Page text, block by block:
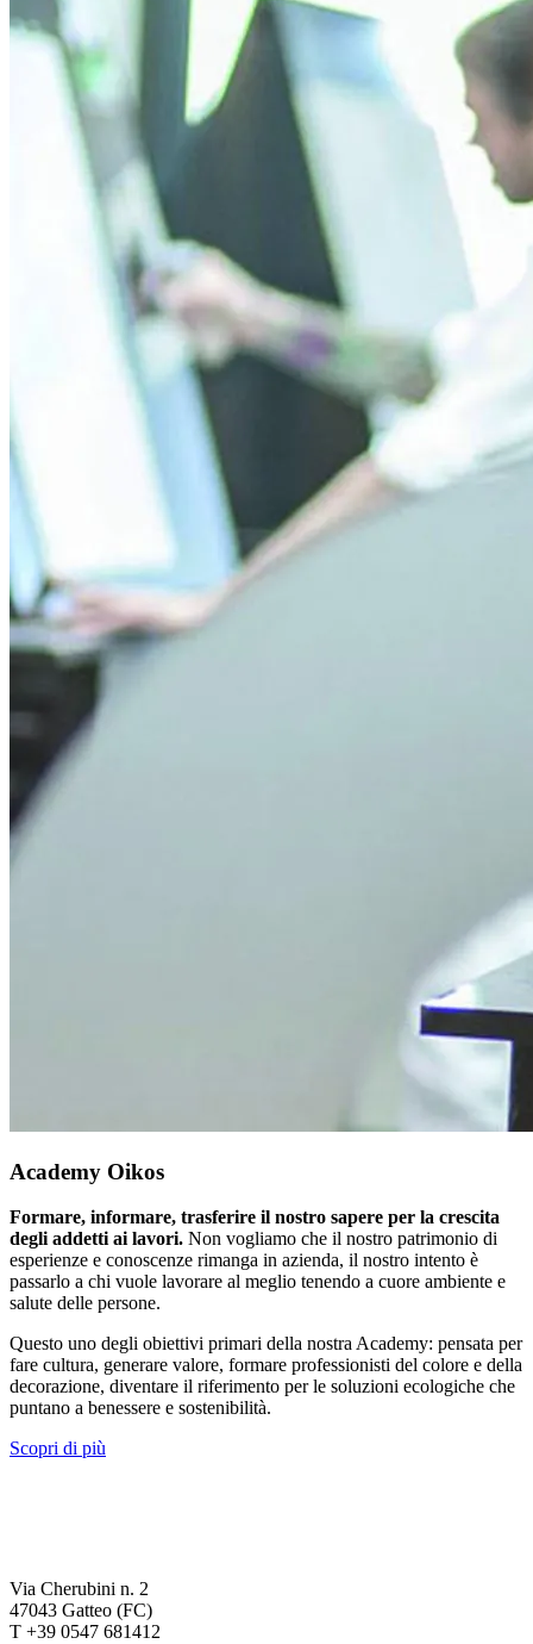
Academy Oikos
Formare, informare, trasferire il nostro sapere per la crescita
degli addetti ai lavori. Non vogliamo che il nostro patrimonio di
esperienze e conoscenze rimanga in azienda, il nostro intento è
passarlo a chi vuole lavorare al meglio tenendo a cuore ambiente e
salute delle persone.
Questo uno degli obiettivi primari della nostra Academy: pensata per
fare cultura, generare valore, formare professionisti del colore e della
decorazione, diventare il riferimento per le soluzioni ecologiche che
puntano a benessere e sostenibilità.
Scopri di più
Via Cherubini n. 2
47043 Gatteo (FC)
T +39 0547 681412